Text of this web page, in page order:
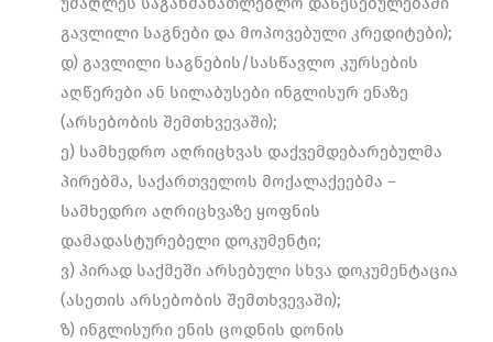
გავლილი საგნები და მოპოვებული კრედიტები);
დ) გავლილი საგნების/სასწავლო კურსების
აღწერები ან სილაბუსები ინგლისურ ენაზე
(არსებობის შემთხვევაში);
ე) სამხედრო აღრიცხვას დაქვემდებარებულმა
პირებმა, საქართველოს მოქალაქეებმა –
სამხედრო აღრიცხვაზე ყოფნის
დამადასტურებელი დოკუმენტი;
ვ) პირად საქმეში არსებული სხვა დოკუმენტაცია
(ასეთის არსებობის შემთხვევაში);
ზ) ინგლისური ენის ცოდნის დონის